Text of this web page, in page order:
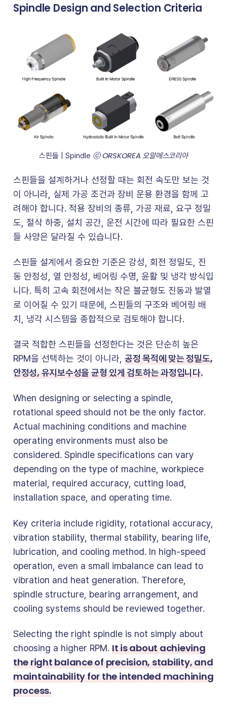
Spindle Design and Selection Criteria
스핀들 | Spindle ⓒ ORSKOREA 오알에스코리아
스핀들을 설계하거나 선정할 때는 회전 속도만 보는 것
이 아니라, 실제 가공 조건과 장비 운용 환경을 함께 고
려해야 합니다. 적용 장비의 종류, 가공 재료, 요구 정밀
도, 절삭 하중, 설치 공간, 운전 시간에 따라 필요한 스핀
들 사양은 달라질 수 있습니다.
스핀들 설계에서 중요한 기준은 강성, 회전 정밀도, 진
동 안정성, 열 안정성, 베어링 수명, 윤활 및 냉각 방식입
니다. 특히 고속 회전에서는 작은 불균형도 진동과 발열
로 이어질 수 있기 때문에, 스핀들의 구조와 베어링 배
치, 냉각 시스템을 종합적으로 검토해야 합니다.
결국 적합한 스핀들을 선정한다는 것은 단순히 높은
RPM을 선택하는 것이 아니라, 공정 목적에 맞는 정밀도,
안정성, 유지보수성을 균형 있게 검토하는 과정입니다.
When designing or selecting a spindle,
rotational speed should not be the only factor.
Actual machining conditions and machine
operating environments must also be
considered. Spindle specifications can vary
depending on the type of machine, workpiece
material, required accuracy, cutting load,
installation space, and operating time.
Key criteria include rigidity, rotational accuracy,
vibration stability, thermal stability, bearing life,
lubrication, and cooling method. In high-speed
operation, even a small imbalance can lead to
vibration and heat generation. Therefore,
spindle structure, bearing arrangement, and
cooling systems should be reviewed together.
Selecting the right spindle is not simply about
choosing a higher RPM. It is about achieving
the right balance of precision, stability, and
maintainability for the intended machining
process.